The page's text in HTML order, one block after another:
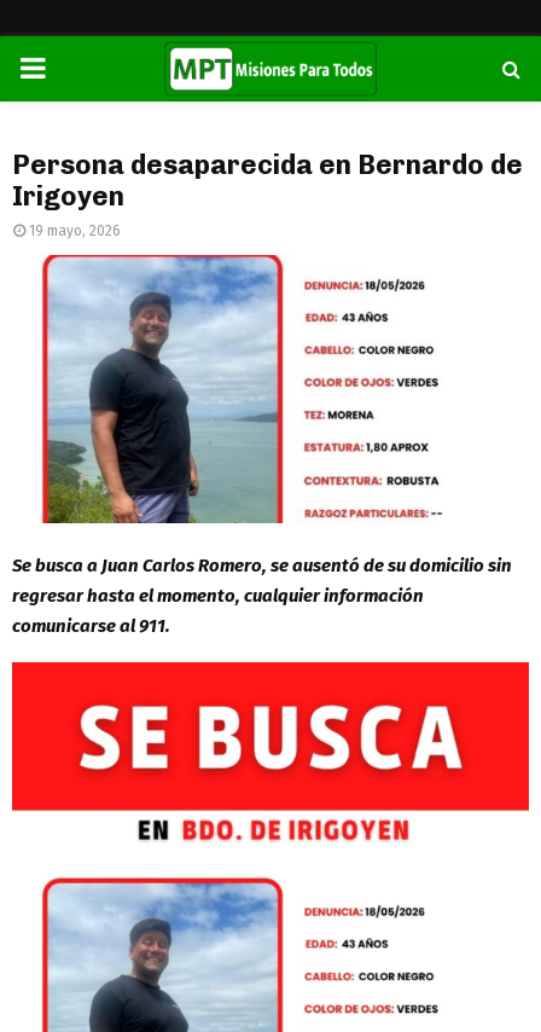
PRIMARY
Persona desaparecida en Bernardo de
Irigoyen
19 mayo, 2026
Se busca a Juan Carlos Romero, se ausentó de su domicilio sin
regresar hasta el momento, cualquier información
comunicarse al 911.